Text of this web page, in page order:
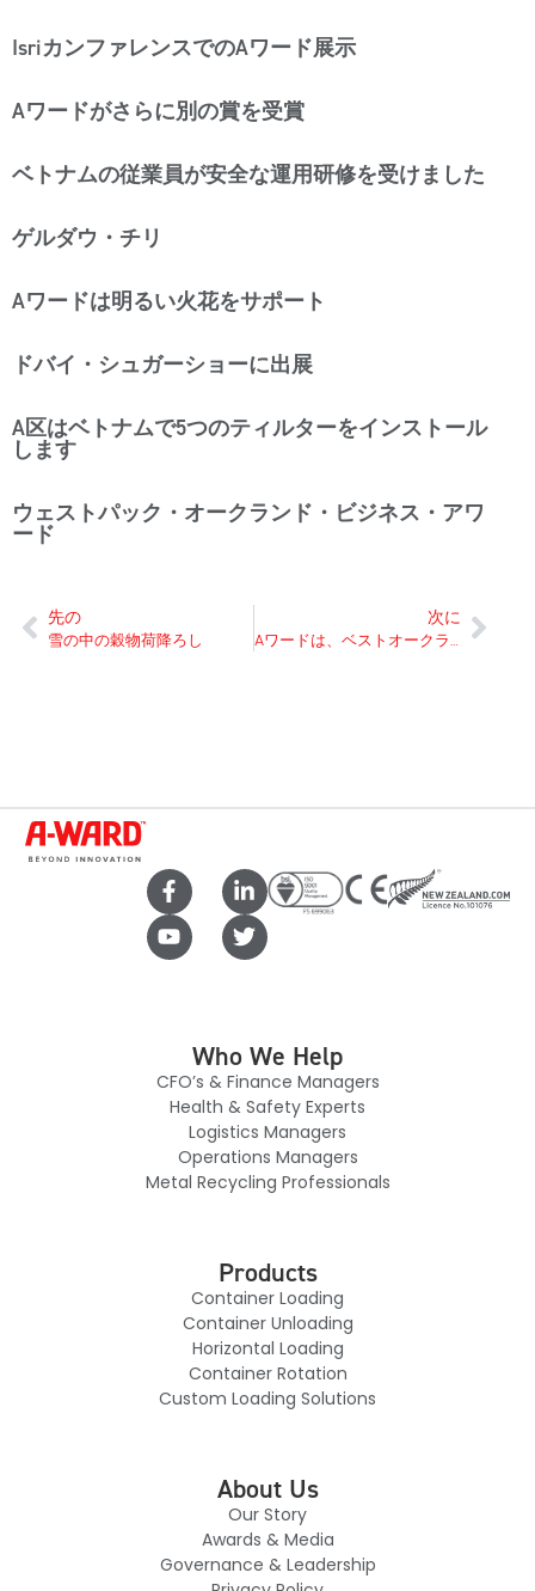
IsriカンファレンスでのAワード展示
Aワードがさらに別の賞を受賞
ベトナムの従業員が安全な運用研修を受けました
ゲルダウ・チリ
Aワードは明るい火花をサポート
ドバイ・シュガーショーに出展
A区はベトナムで5つのティルターをインストール
します
ウェストパック・オークランド・ビジネス・アワ
ード
先の
雪の中の穀物荷降ろし
次に
Aワードは、ベストオークランドウエストパックビジネスアワードのベストでニュージーランドの「トップイノベーター」タイトルを取ります
Who We Help
CFO’s & Finance Managers
Health & Safety Experts
Logistics Managers
Operations Managers
Metal Recycling Professionals
Products
Container Loading
Container Unloading
Horizontal Loading
Container Rotation
Custom Loading Solutions
About Us
Our Story
Awards & Media
Governance & Leadership